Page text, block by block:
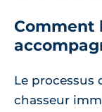
Comment
Le
chasseur